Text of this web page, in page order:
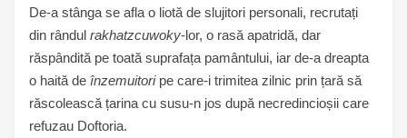
De-a stânga se afla o liotă de slujitori personali, recrutați
din rândul rakhatzcuwoky-lor, o rasă apatridă, dar
răspândită pe toată suprafața pamântului, iar de-a dreapta
o haită de înzemuitoripe care-i trimitea zilnic prin țară să
răscolească țarina cu susu-n jos după necredincioșii care
refuzau Doftoria.